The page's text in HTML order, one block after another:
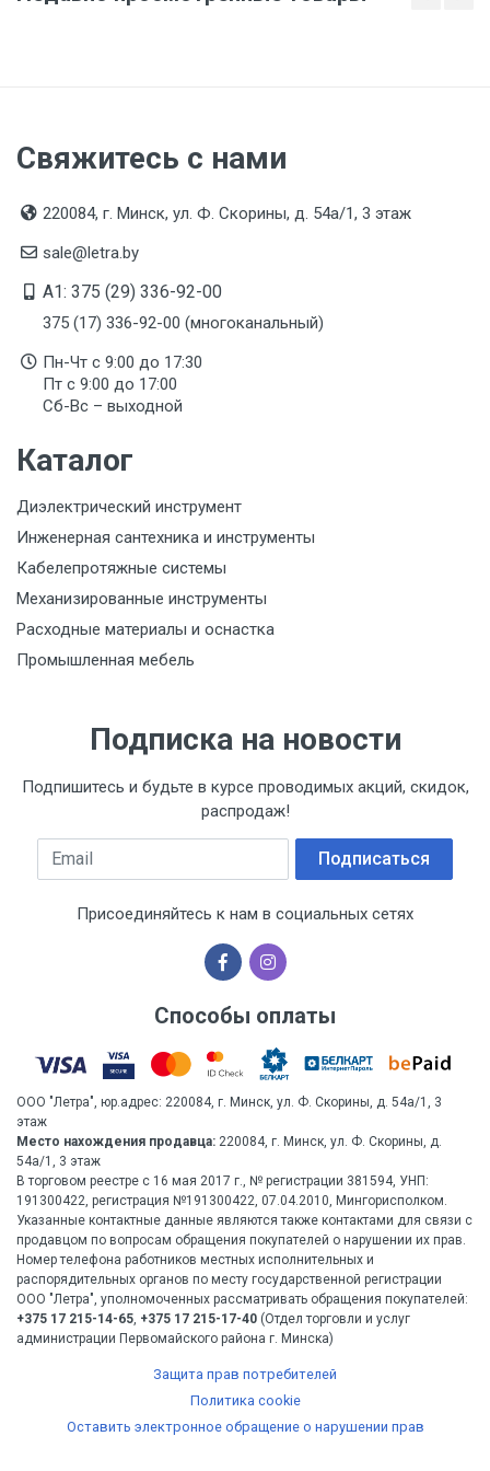
Свяжитесь с нами
220084, г. Минск, ул. Ф. Скорины, д. 54а/1, 3 этаж
sale@letra.by
A1: 375 (29) 336-92-00
375 (17) 336-92-00 (многоканальный)
Пн-Чт с 9:00 до 17:30
Пт с 9:00 до 17:00
Сб-Вс – выходной
Каталог
Диэлектрический инструмент
Инженерная сантехника и инструменты
Кабелепротяжные системы
Механизированные инструменты
Расходные материалы и оснастка
Промышленная мебель
Подписка на новости
Подпишитесь и будьте в курсе проводимых акций, скидок,
распродаж!
Email Подписаться
Присоединяйтесь к нам в социальных сетях
Способы оплаты
ООО "Летра", юр.адрес: 220084, г. Минск, ул. Ф. Скорины, д. 54а/1, 3
этаж
Место нахождения продавца: 220084, г. Минск, ул. Ф. Скорины, д.
54а/1, 3 этаж
В торговом реестре с 16 мая 2017 г., № регистрации 381594, УНП:
191300422, регистрация №191300422, 07.04.2010, Мингорисполком.
Указанные контактные данные являются также контактами для связи с
продавцом по вопросам обращения покупателей о нарушении их прав.
Номер телефона работников местных исполнительных и
распорядительных органов по месту государственной регистрации
ООО "Летра", уполномоченных рассматривать обращения покупателей:
+375 17 215-14-65, +375 17 215-17-40 (Отдел торговли и услуг
администрации Первомайского района г. Минска)
Защита прав потребителей
Политика cookie
Оставить электронное обращение о нарушении прав